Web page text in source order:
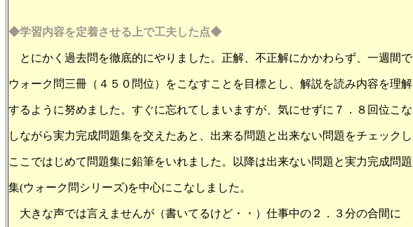
◆学習内容を定着させる上で工夫した点◆
とにかく過去問を徹底的にやりました。正解、不正解にかかわらず、一週間で
ウォーク問三冊（４５０問位）をこなすことを目標とし、解説を読み内容を理解
するように努めました。すぐに忘れてしまいますが、気にせずに７．８回位こな
しながら実力完成問題集を交えたあと、出来る問題と出来ない問題をチェックし
ここではじめて問題集に鉛筆をいれました。以降は出来ない問題と実力完成問題
集(ウォーク問シリーズ)を中心にこなしました。
大きな声では言えませんが（書いてるけど・・）仕事中の２．３分の合間に